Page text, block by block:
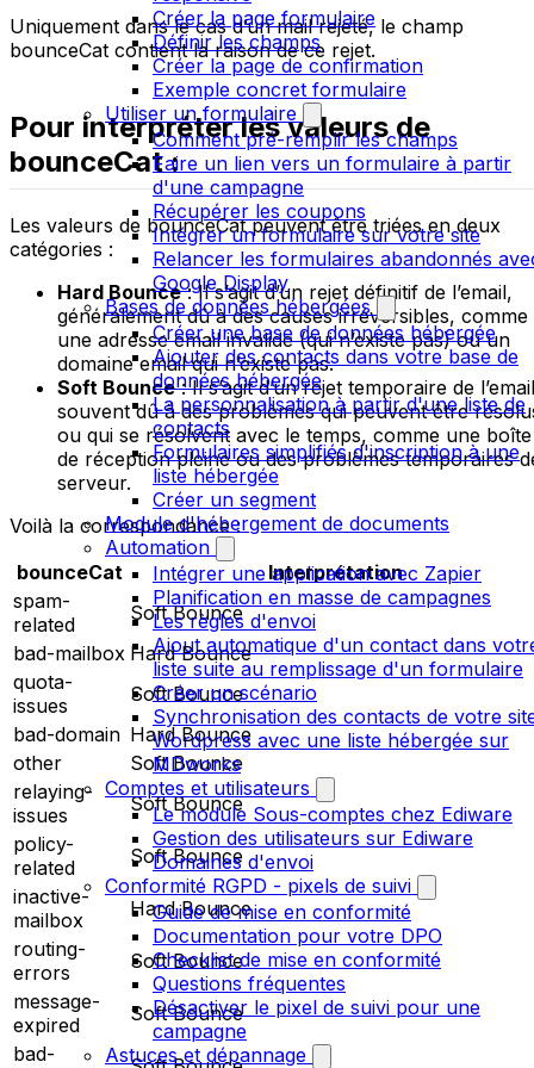
Créer la page formulaire
Définir les champs
Créer la page de confirmation
Exemple concret formulaire
Utiliser un formulaire
Comment pré-remplir les champs
Faire un lien vers un formulaire à partir
d'une campagne
Récupérer les coupons
Intégrer un formulaire sur votre site
Relancer les formulaires abandonnés
Google Display
Bases de données hébergées
Créer une base de données hébergée
Ajouter des contacts dans votre base de
données hébergée
La personnalisation à partir d'une liste de
contacts
Formulaires simplifiés d'inscription à une
liste hébergée
Créer un segment
Module d'hébergement de documents
Automation
Intégrer une application avec Zapier
Planification en masse de campagnes
Les règles d'envoi
Ajout automatique d'un contact dans
liste suite au remplissage d'un formulaire
Créer un scénario
Synchronisation des contacts de votre
Wordpress avec une liste hébergée sur
MDworks
Comptes et utilisateurs
Le module Sous-comptes chez Ediware
Gestion des utilisateurs sur Ediware
Domaines d'envoi
Conformité RGPD - pixels de suivi
Guide de mise en conformité
Documentation pour votre DPO
Checklist de mise en conformité
Questions fréquentes
Désactiver le pixel de suivi pour une
campagne
Astuces et dépannage
Uniquement dans le cas d’un mail rejeté, le champ
bounceCat contient la raison de ce rejet.
Pour interpréter les valeurs de
bounceCat :
Les valeurs de bounceCat peuvent être triées en deux
catégories :
Hard Bounce: Il s’agit d’un rejet définitif de l’email,
généralement dû à des causes irréversibles, comme
une adresse email invalide (qui n’existe pas) ou un
domaine email qui n’existe pas.
Soft Bounce: Il s’agit d’un rejet temporaire de
souvent dû à des problèmes qui peuvent être
ou qui se résolvent avec le temps, comme une boîte
de réception pleine ou des problèmes temporaires
serveur.
Voilà la correspondance :
bounceCat
Interprétation
spam-
related
Soft Bounce
bad-mailbox Hard Bounce
quota-
issues
Soft Bounce
bad-domain Hard Bounce
other
Soft Bounce
relaying-
issues
Soft Bounce
policy-
related
Soft Bounce
inactive-
mailbox
Hard Bounce
routing-
errors
Soft Bounce
message-
expired
Soft Bounce
bad-